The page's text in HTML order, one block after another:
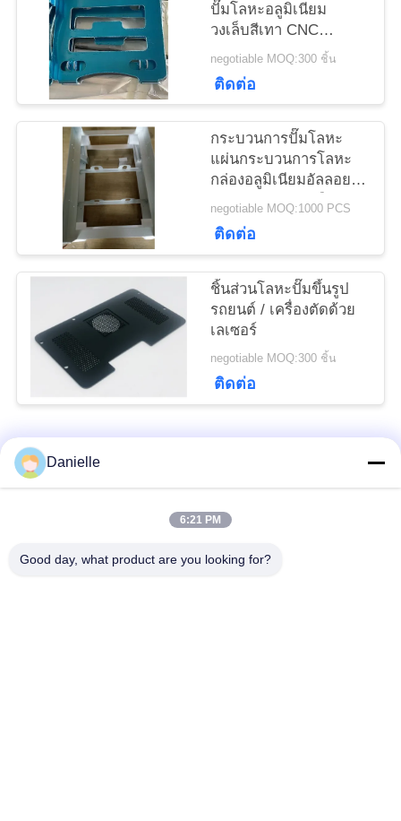
แผนผัง
เว็บไซต์
PRIVACY
POLICY
ปั๊มโลหะอลูมิเนียม
วงเล็บสีเทา CNC
Machining
negotiable MOQ:300 ชิ้น
ติดต่อ
กระบวนการปั๊มโลหะ
แผ่นกระบวนการโลหะ
กล่องอลูมิเนียมอัลลอยด์
สำหรับตกปลาเคลือบผง
negotiable MOQ:1000 PCS
ติดต่อ
ชิ้นส่วนโลหะปั๊มขึ้นรูป
รถยนต์ / เครื่องตัดด้วย
เลเซอร์
negotiable MOQ:300 ชิ้น
ติดต่อ
หมวดหมู่ยอดนิยม
อ่างความร้อนอลูมิ
Danielle
6:21 PM
Good day, what product are you looking for?